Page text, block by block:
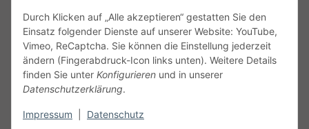
Germany
Phone:+49 40 5287270
Fax:+49 40 5281050
Email:sales@tow-automotive.de
Durch Klicken auf „Alle akzeptieren“ gestatten Sie den
Einsatz folgender Dienste auf unserer Website: YouTube,
Vimeo, ReCaptcha. Sie können die Einstellung jederzeit
ändern (Fingerabdruck-Icon links unten). Weitere Details
finden Sie unter Konfigurieren und in unserer
Datenschutzerklärung.
Impressum Datenschutz